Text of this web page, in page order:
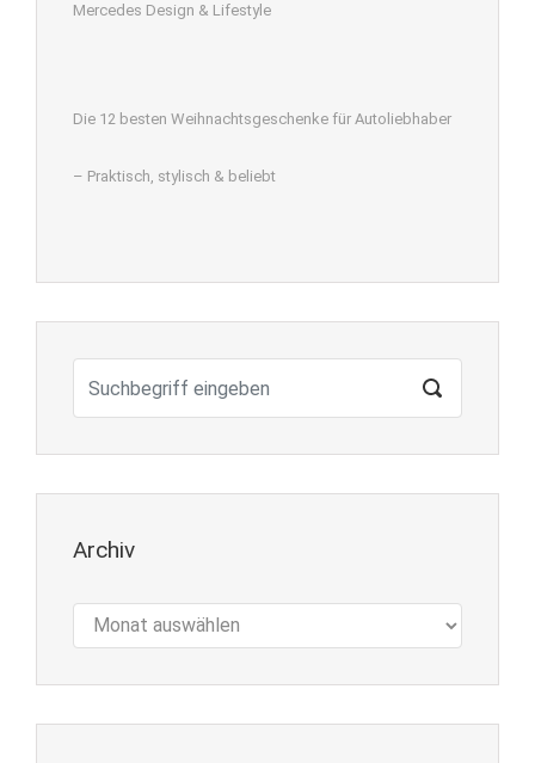
Mercedes Design & Lifestyle
Die 12 besten Weihnachtsgeschenke für Autoliebhaber
– Praktisch, stylisch & beliebt
Archiv